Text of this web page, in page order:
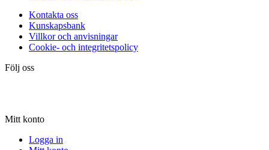
Kontakta oss
Kunskapsbank
Villkor och anvisningar
Cookie- och integritetspolicy
Följ oss
Mitt konto
Logga in